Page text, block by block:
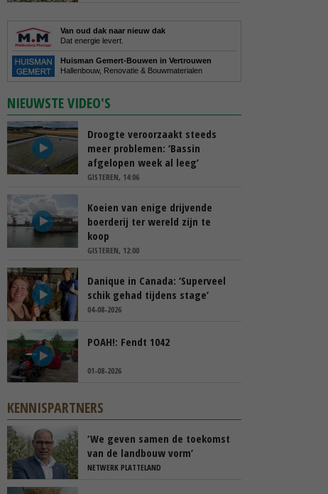
Van oud dak naar nieuw dak
Dat energie levert.
Huisman Gemert-Bouwen in Vertrouwen
Hallenbouw, Renovatie & Bouwmaterialen
NIEUWSTE VIDEO'S
Droogte veroorzaakt steeds
meer problemen: ‘Bassin
afgelopen week al leeg’
GISTEREN, 14:06
Koeien van enige drijvende
boerderij ter wereld zijn te
koop
GISTEREN, 12:00
Danique in Canada: ‘Superveel
schik gehad tijdens stage’
04-08-2026
POAH!: Fendt 1042
01-08-2026
KENNISPARTNERS
‘We geven samen de toekomst
van de landbouw vorm’
NETWERK PLATTELAND